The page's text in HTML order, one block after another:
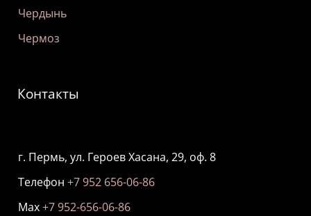
Чердынь
Чермоз
Контакты
г. Пермь, ул. Героев Хасана, 29, оф. 8
Телефон +7 952 656-06-86
Мах+7 952-656-06-86